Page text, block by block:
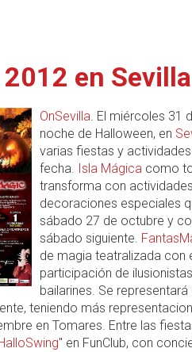
en Sevilla
OnSevilla. El miércoles 31
noche de Halloween, en
varias fiestas y
fecha. Isla Mágicacomo
transforma con
decoraciones especiales
sábado 27 de octubre y
sábado siguiente.
de magia teatralizada con
participación de
bailarines. Se
teniendo más
en Tomares. Entre las
" en FunClub, con